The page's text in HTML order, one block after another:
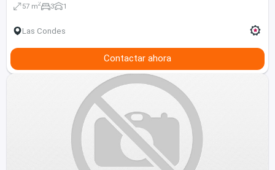
57 m2 3 1
Las Condes
Contactar ahora